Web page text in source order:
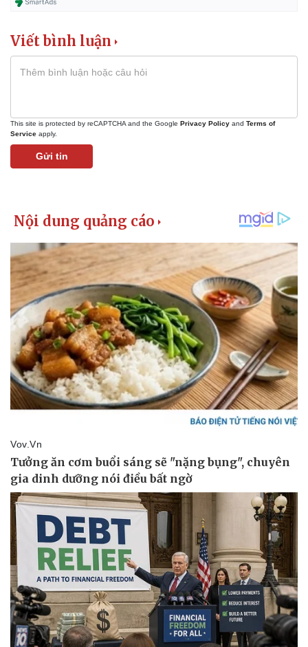
Kinh tế
Giá cà phê
Viết bình luận
This site is protected by reCAPTCHA and the Google Privacy Policy and Terms of
Service apply.
Gửi tin